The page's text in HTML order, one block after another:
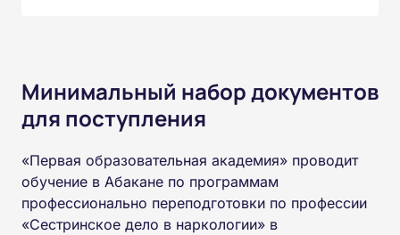
Минимальный набор документов
для поступления
«Первая образовательная академия» проводит
обучение в Абакане по программам
профессионально переподготовки по профессии
«Сестринское дело в наркологии» в